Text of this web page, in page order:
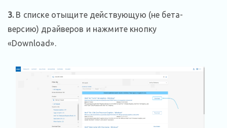
3. В списке отыщите действующую (не бета-
версию) драйверов и нажмите кнопку
«Download».